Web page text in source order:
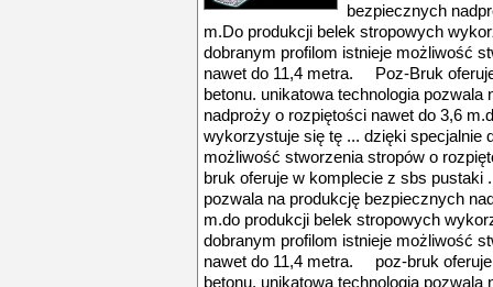
bezpiecznych
m.Do produkcji belek stropowych
dobranym profilom istnieje możliwość
nawet do 11,4 metra. Poz-Bruk
betonu. unikatowa technologia
nadproży o rozpiętości nawet do 3,6
wykorzystuje się tę ... dzięki specjalnie
możliwość stworzenia stropów o
bruk oferuje w komplecie z sbs pustaki
pozwala na produkcję bezpiecznych
m.do produkcji belek stropowych
dobranym profilom istnieje możliwość
nawet do 11,4 metra. poz-bruk
betonu. unikatowa technologia